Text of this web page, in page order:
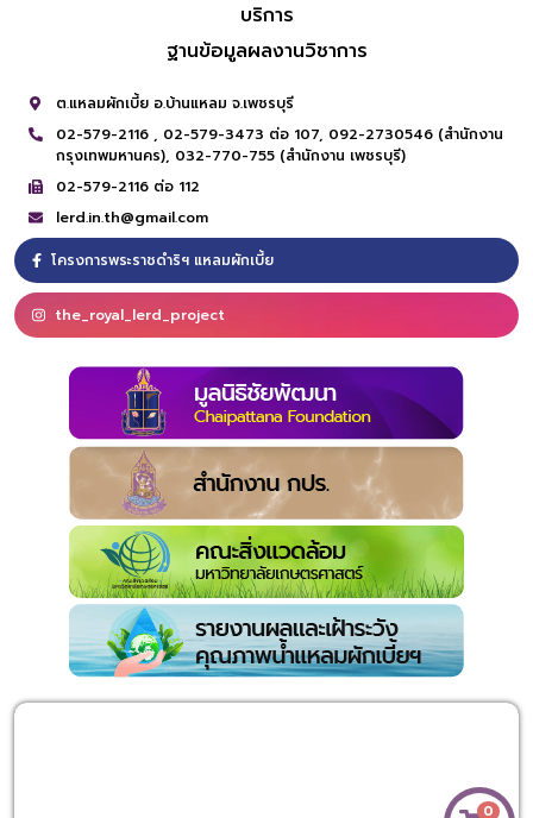
0
บริการ
ฐานข้อมูลผลงานวิชาการ
ต.แหลมผักเบี้ย อ.บ้านแหลม จ.เพชรบุรี
02-579-2116 , 02-579-3473 ต่อ 107, 092-2730546 (สำนักงาน
กรุงเทพมหานคร), 032-770-755 (สำนักงาน เพชรบุรี)
02-579-2116 ต่อ 112
lerd.in.th@gmail.com
โครงการพระราชดำริฯ แหลมผักเบี้ย
the_royal_lerd_project